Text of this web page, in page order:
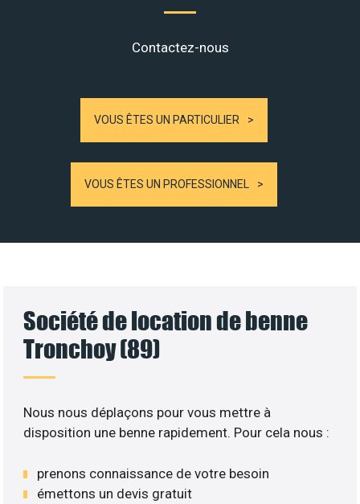
Contactez-nous
VOUS ÊTES UN PARTICULIER
VOUS ÊTES UN PROFESSIONNEL
Société de location de benne
Tronchoy (89)
Nous nous déplaçons pour vous mettre à
disposition une benne rapidement. Pour cela nous :
prenons connaissance de votre besoin
émettons un devis gratuit